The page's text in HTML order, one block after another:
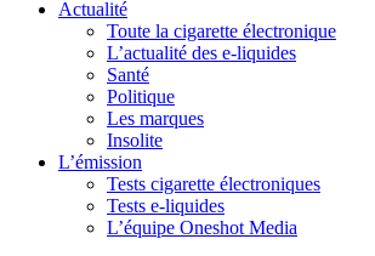
Actualité
Toute la cigarette électronique
L’actualité des e-liquides
Santé
Politique
Les marques
Insolite
L’émission
Tests cigarette électroniques
Tests e-liquides
L’équipe Oneshot Media